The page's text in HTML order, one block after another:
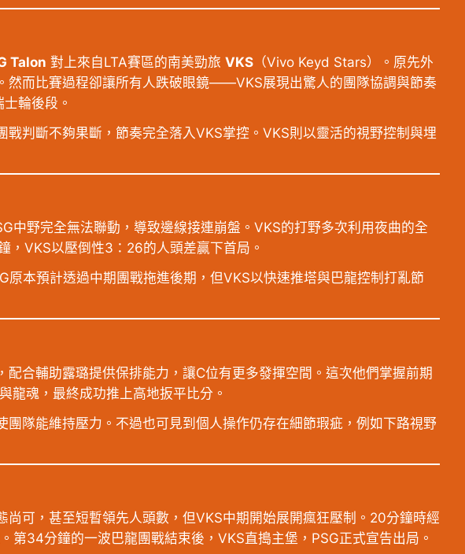
Talon 對上來自LTA賽區的南美勁旅 VKS （Vivo Keyd Stars）。原先外
然而比賽過程卻讓所有人跌破眼鏡——VKS展現出驚人的團隊協調與節奏
輪後段。
判斷不夠果斷，節奏完全落入VKS掌控。VKS則以靈活的視野控制與埋
中野完全無法聯動，導致邊線接連崩盤。VKS的打野多次利用夜曲的全
，VKS以壓倒性3：26的人頭差贏下首局。
本預計透過中期團戰拖進後期，但VKS以快速推塔與巴龍控制打亂節
合輔助露璐提供保排能力，讓C位有更多發揮空間。這次他們掌握前期
龍魂，最終成功推上高地扳平比分。
隊能維持壓力。不過也可見到個人操作仍存在細節瑕疵，例如下路視野
可，甚至短暫領先人頭數，但VKS中期開始展開瘋狂壓制。20分鐘時經
34分鐘的一波巴龍團戰結束後，VKS直搗主堡，PSG正式宣告出局。